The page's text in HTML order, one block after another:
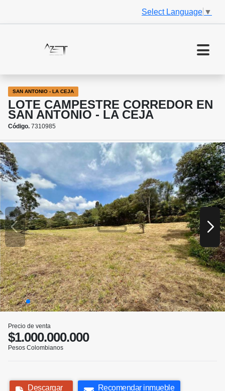
Select Language ▼
SAN ANTONIO - LA CEJA
LOTE CAMPESTRE CORREDOR EN
SAN ANTONIO - LA CEJA
Código. 7310985
Precio de venta
$1.000.000.000
Pesos Colombianos
Descargar
Recomendar inmueble